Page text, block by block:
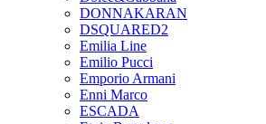
DONNAKARAN
DSQUARED2
Emilia Line
Emilio Pucci
Emporio Armani
Enni Marco
ESCADA